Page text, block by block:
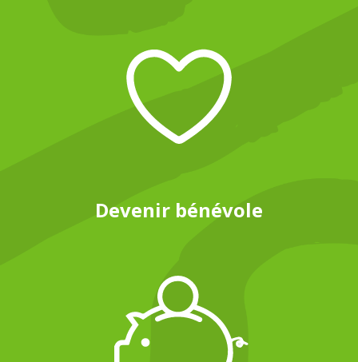
Devenir bénévole